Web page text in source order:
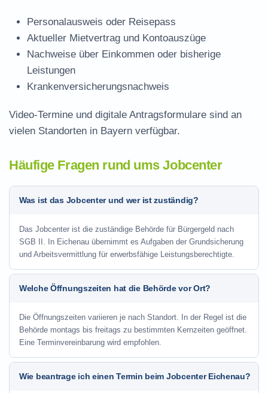
Personalausweis oder Reisepass
Aktueller Mietvertrag und Kontoauszüge
Nachweise über Einkommen oder bisherige
Leistungen
Krankenversicherungsnachweis
Video-Termine und digitale Antragsformulare sind an
vielen Standorten in Bayern verfügbar.
Häufige Fragen rund ums Jobcenter
Was ist das Jobcenter und wer ist zuständig?
Das Jobcenter ist die zuständige Behörde für Bürgergeld nach
SGB II. In Eichenau übernimmt es Aufgaben der Grundsicherung
und Arbeitsvermittlung für erwerbsfähige Leistungsberechtigte.
Welche Öffnungszeiten hat die Behörde vor Ort?
Die Öffnungszeiten variieren je nach Standort. In der Regel ist die
Behörde montags bis freitags zu bestimmten Kernzeiten geöffnet.
Eine Terminvereinbarung wird empfohlen.
Wie beantrage ich einen Termin beim Jobcenter Eichenau?